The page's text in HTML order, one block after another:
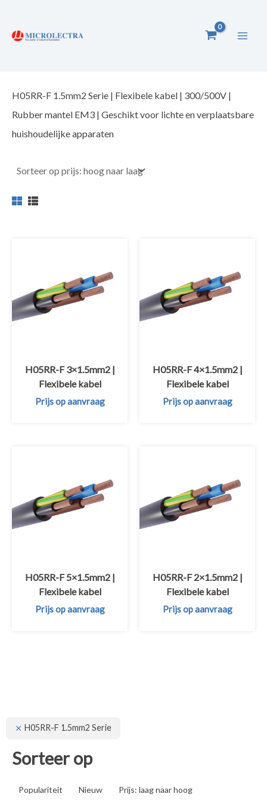
naar
H05RR-F 1.5mm2 Serie
Sorteer op
Populariteit Nieuw Prijs: laag naar hoog
H05RR-F 1.5mm2 Serie | Flexibele kabel | 300/500V |
Rubber mantel EM3 | Geschikt voor lichte en verplaatsbare
huishoudelijke apparaten
H05RR-F 3×1.5mm2 |
Flexibele kabel
Prijs op aanvraag
H05RR-F 4×1.5mm2 |
Flexibele kabel
Prijs op aanvraag
H05RR-F 5×1.5mm2 |
Flexibele kabel
Prijs op aanvraag
H05RR-F 2×1.5mm2 |
Flexibele kabel
Prijs op aanvraag